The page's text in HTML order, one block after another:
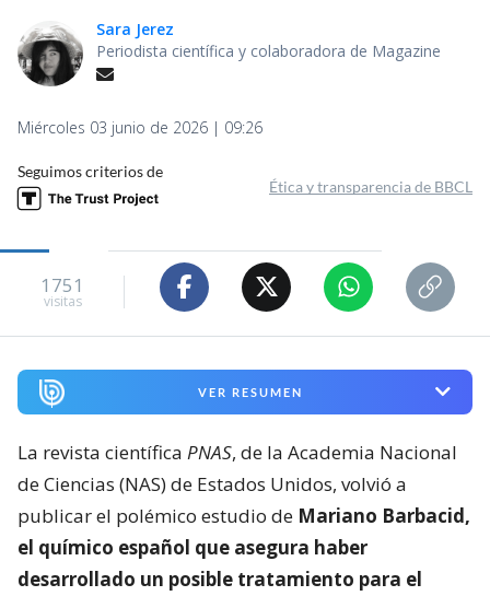
Sara Jerez
Periodista científica y colaboradora de Magazine
Miércoles 03 junio de 2026 | 09:26
Seguimos criterios de
Ética y transparencia de BBCL
1751
visitas
VER RESUMEN
La revista científica PNAS, de la Academia Nacional
de Ciencias (NAS) de Estados Unidos, volvió a
publicar el polémico estudio de Mariano Barbacid,
el químico español que asegura haber
desarrollado un posible tratamiento para el